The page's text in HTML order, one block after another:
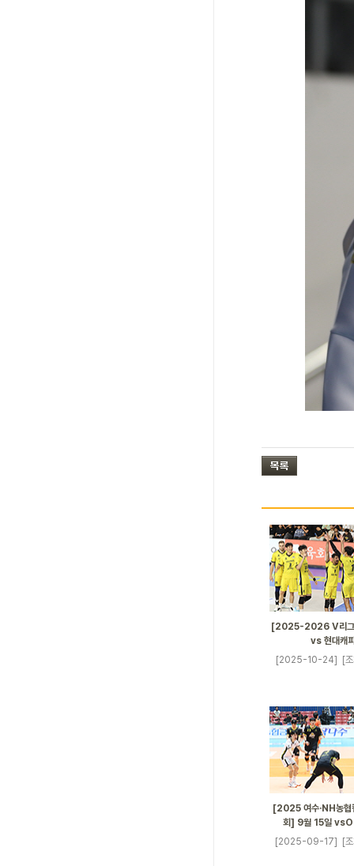
[2025-2026 V리
vs 현대캐
[2025-10-24]
[
[2025 여수·NH농협
회] 9월 15일
[2025-09-17]
[